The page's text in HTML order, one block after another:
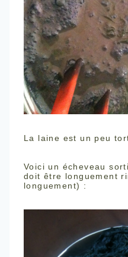
La laine est un peu
Voici un écheveau
doit être longuement
longuement) :